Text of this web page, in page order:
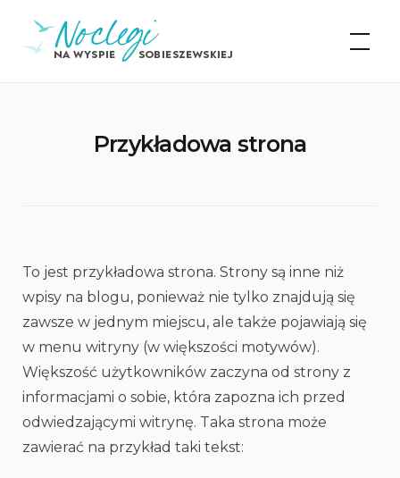
content
Noclegi na Wyspie
Sobieszewskiej
Przykładowa strona
To jest przykładowa strona. Strony są inne niż
wpisy na blogu, ponieważ nie tylko znajdują się
zawsze w jednym miejscu, ale także pojawiają się
w menu witryny (w większości motywów).
Większość użytkowników zaczyna od strony z
informacjami o sobie, która zapozna ich przed
odwiedzającymi witrynę. Taka strona może
zawierać na przykład taki tekst: